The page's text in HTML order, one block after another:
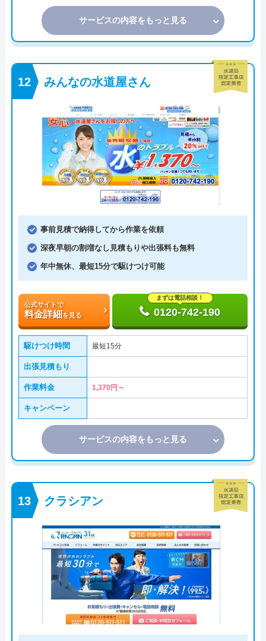
サービスの内容をもっと見る
みんなの水道屋さん
事前見積で納得してから作業を依頼
深夜早朝の割増なし見積もりや出張料も無料
年中無休、最短15分で駆けつけ可能
公式サイトで
料金詳細を見る
まずは電話相談！
0120-742-190
駆けつけ時間 最短15分
出張見積もり
作業料金 1,370円～
キャンペーン
サービスの内容をもっと見る
クラシアン